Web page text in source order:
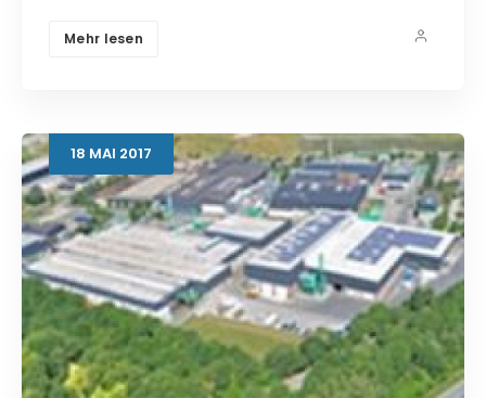
Mehr lesen
18 MAI 2017